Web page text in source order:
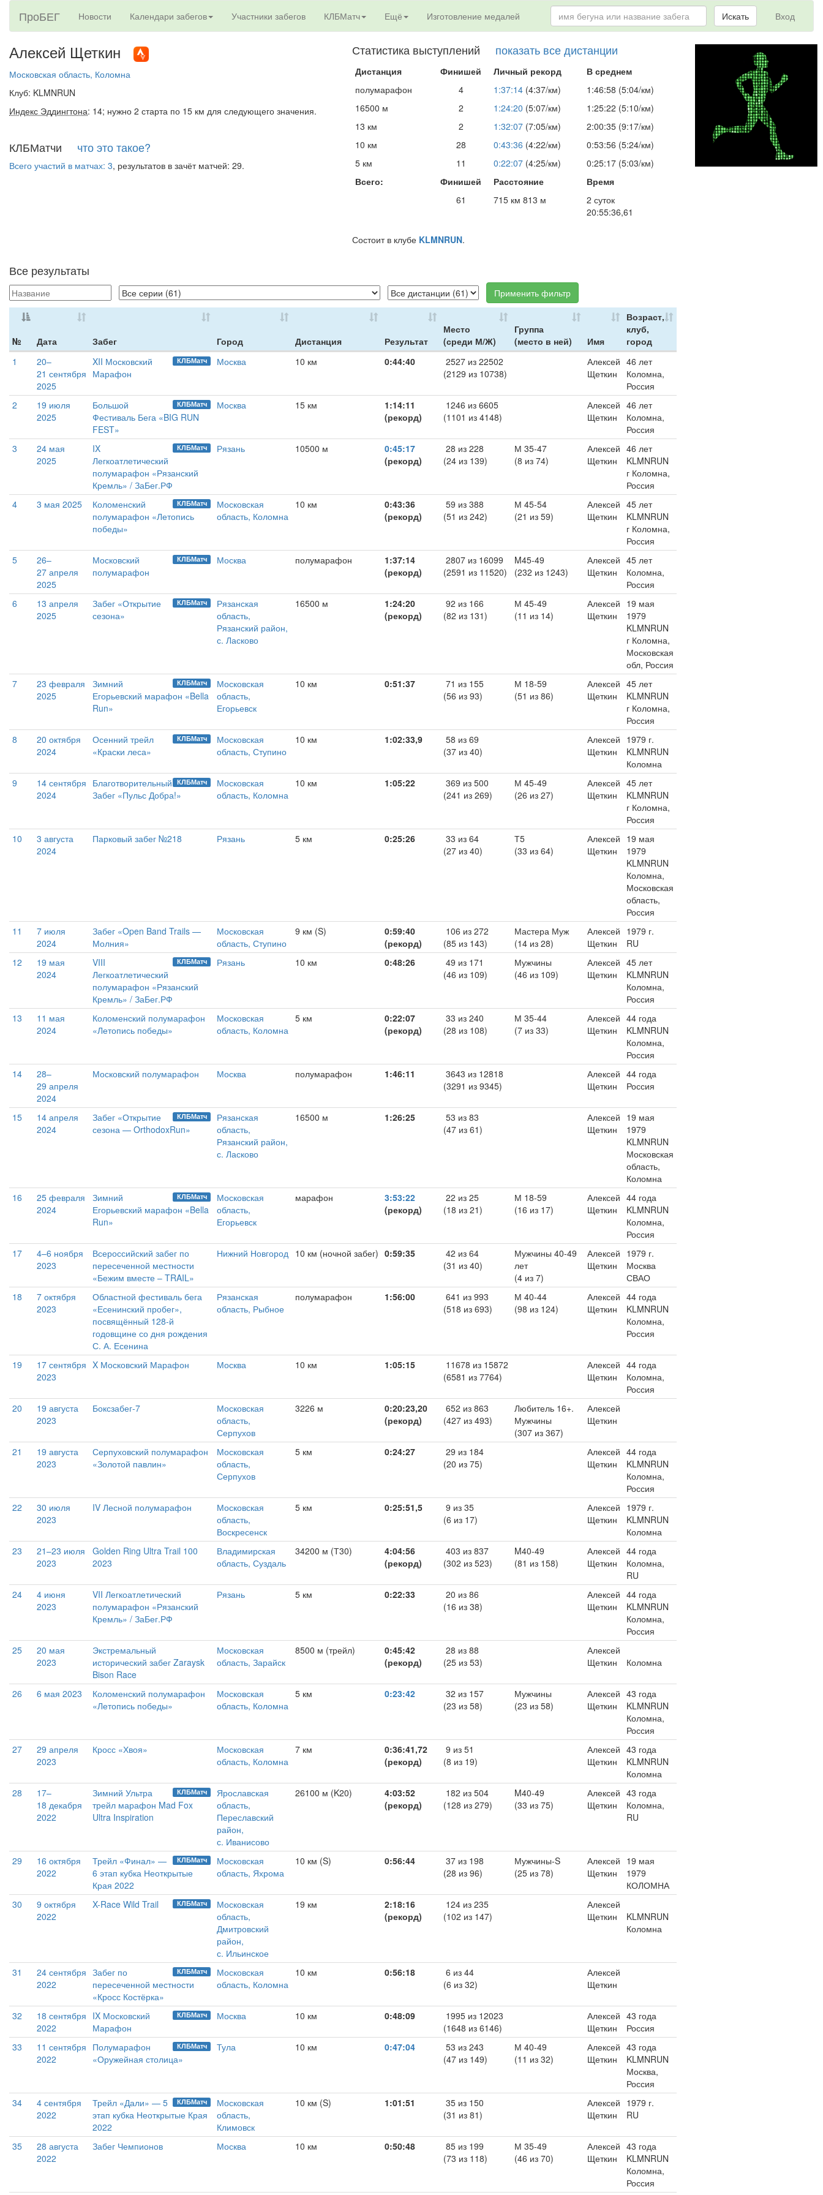
ПроБЕГ Новости Календари забегов Участники забегов КЛБМатч Ещё Изготовление медалей Вход
Искать
Алексей Щеткин
Московская область, Коломна
Клуб: KLMNRUN
Индекс Эддингтона: 14; нужно 2 старта по 15 км для следующего значения.
КЛБМатчи что это такое?
Всего участий в матчах: 3, результатов в зачёт матчей: 29.
Статистика выступлений показать все дистанции
Дистанция Финишей Личный рекорд
В среднем
полумарафон
4 1:37:14 (4:37/км)
1:46:58 (5:04/км)
16500 м
2 1:24:20 (5:07/км)
1:25:22 (5:10/км)
13 км
2 1:32:07 (7:05/км)
2:00:35 (9:17/км)
10 км
28 0:43:36 (4:22/км)
0:53:56 (5:24/км)
5 км
11 0:22:07 (4:25/км)
0:25:17 (5:03/км)
Всего:
Финишей Расстояние
Время
61
715 км 813 м
2 суток
20:55:36,61
Состоит в клубе KLMNRUN.
Все результаты
Применить фильтр
№ Дата Забег Город Дистанция Результат
Место
(среди М/Ж)
Группа
(место в ней)
Имя
Возраст,
клуб,
город
1
20–
21 сентября
2025
КЛБМатч
XII Московский
Марафон
Москва 10 км 0:44:40
2527 из 22502
(2129 из 10738)
Алексей
Щеткин
46 лет
Коломна,
Россия
2
19 июля
2025
КЛБМатч
Большой
Фестиваль Бега «BIG RUN
FEST»
Москва 15 км
1:14:11
(рекорд)
1246 из 6605
(1101 из 4148)
Алексей
Щеткин
46 лет
Коломна,
Россия
3
24 мая
2025
КЛБМатч
IX
Легкоатлетический
полумарафон «Рязанский
Кремль» / ЗаБег.РФ
Рязань 10500 м
0:45:17
(рекорд)
28 из 228
(24 из 139)
М 35-47
(8 из 74)
Алексей
Щеткин
46 лет
KLMNRUN
г Коломна,
Россия
4
3 мая 2025 КЛБМатч
Коломенский
полумарафон «Летопись
победы»
Московская
область, Коломна
10 км
0:43:36
(рекорд)
59 из 388
(51 из 242)
М 45-54
(21 из 59)
Алексей
Щеткин
45 лет
KLMNRUN
г Коломна,
Россия
5
26–
27 апреля
2025
КЛБМатч
Московский
полумарафон
Москва полумарафон
1:37:14
(рекорд)
2807 из 16099
(2591 из 11520)
M45-49
(232 из 1243)
Алексей
Щеткин
45 лет
Коломна,
Россия
6
13 апреля
2025
КЛБМатч
Забег «Открытие
сезона»
Рязанская
область,
Рязанский район,
с. Ласково
16500 м
1:24:20
(рекорд)
92 из 166
(82 из 131)
М 45-49
(11 из 14)
Алексей
Щеткин
19 мая
1979
KLMNRUN
г Коломна,
Московская
обл, Россия
7
23 февраля
2025
КЛБМатч
Зимний
Егорьевский марафон «Bella
Run»
Московская
область,
Егорьевск
10 км 0:51:37
71 из 155
(56 из 93)
М 18-59
(51 из 86)
Алексей
Щеткин
45 лет
KLMNRUN
г Коломна,
Россия
8
20 октября
2024
КЛБМатч
Осенний трейл
«Краски леса»
Московская
область, Ступино
10 км 1:02:33,9
58 из 69
(37 из 40)
Алексей
Щеткин
1979 г.
KLMNRUN
Коломна
9
14 сентября
2024
КЛБМатч
Благотворительный
Забег «Пульс Добра!»
Московская
область, Коломна
10 км 1:05:22
369 из 500
(241 из 269)
М 45-49
(26 из 27)
Алексей
Щеткин
45 лет
KLMNRUN
г Коломна,
Россия
10
3 августа
2024
Парковый забег №218 Рязань 5 км 0:25:26
33 из 64
(27 из 40)
Т5
(33 из 64)
Алексей
Щеткин
19 мая
1979
KLMNRUN
Коломна,
Московская
область,
Россия
11
7 июля
2024
Забег «Open Band Trails —
Молния»
Московская
область, Ступино
9 км (S)
0:59:40
(рекорд)
106 из 272
(85 из 143)
Мастера Муж
(14 из 28)
Алексей
Щеткин
1979 г.
RU
12
19 мая
2024
КЛБМатч
VIII
Легкоатлетический
полумарафон «Рязанский
Кремль» / ЗаБег.РФ
Рязань 10 км 0:48:26
49 из 171
(46 из 109)
Мужчины
(46 из 109)
Алексей
Щеткин
45 лет
KLMNRUN
Коломна,
Россия
13
11 мая
2024
Коломенский полумарафон
«Летопись победы»
Московская
область, Коломна
5 км
0:22:07
(рекорд)
33 из 240
(28 из 108)
М 35-44
(7 из 33)
Алексей
Щеткин
44 года
KLMNRUN
Коломна,
Россия
14
28–
29 апреля
2024
Московский полумарафон Москва полумарафон 1:46:11
3643 из 12818
(3291 из 9345)
Алексей
Щеткин
44 года
Россия
15
14 апреля
2024
КЛБМатч
Забег «Открытие
сезона — OrthodoxRun»
Рязанская
область,
Рязанский район,
с. Ласково
16500 м 1:26:25
53 из 83
(47 из 61)
Алексей
Щеткин
19 мая
1979
KLMNRUN
Московская
область,
Коломна
16
25 февраля
2024
КЛБМатч
Зимний
Егорьевский марафон «Bella
Run»
Московская
область,
Егорьевск
марафон
3:53:22
(рекорд)
22 из 25
(18 из 21)
М 18-59
(16 из 17)
Алексей
Щеткин
44 года
KLMNRUN
Коломна,
Россия
17
4–6 ноября
2023
Всероссийский забег по
пересеченной местности
«Бежим вместе – TRAIL»
Нижний Новгород 10 км (ночной забег) 0:59:35
42 из 64
(31 из 40)
Мужчины 40-49
лет
(4 из 7)
Алексей
Щеткин
1979 г.
Москва
СВАО
18
7 октября
2023
Областной фестиваль бега
«Есенинский пробег»,
посвящённый 128-й
годовщине со дня рождения
С. А. Есенина
Рязанская
область, Рыбное
полумарафон 1:56:00
641 из 993
(518 из 693)
М 40-44
(98 из 124)
Алексей
Щеткин
44 года
KLMNRUN
Коломна,
Россия
19
17 сентября
2023
X Московский Марафон Москва 10 км 1:05:15
11678 из 15872
(6581 из 7764)
Алексей
Щеткин
44 года
Коломна,
Россия
20
19 августа
2023
Боксзабег-7
Московская
область,
Серпухов
3226 м
0:20:23,20
(рекорд)
652 из 863
(427 из 493)
Любитель 16+.
Мужчины
(307 из 367)
Алексей
Щеткин
21
19 августа
2023
Серпуховский полумарафон
«Золотой павлин»
Московская
область,
Серпухов
5 км 0:24:27
29 из 184
(20 из 75)
Алексей
Щеткин
44 года
KLMNRUN
Коломна,
Россия
22
30 июля
2023
IV Лесной полумарафон
Московская
область,
Воскресенск
5 км 0:25:51,5
9 из 35
(6 из 17)
Алексей
Щеткин
1979 г.
KLMNRUN
Коломна
23
21–23 июля
2023
Golden Ring Ultra Trail 100
2023
Владимирская
область, Суздаль
34200 м (Т30)
4:04:56
(рекорд)
403 из 837
(302 из 523)
M40-49
(81 из 158)
Алексей
Щеткин
44 года
Коломна,
RU
24
4 июня
2023
VII Легкоатлетический
полумарафон «Рязанский
Кремль» / ЗаБег.РФ
Рязань 5 км 0:22:33
20 из 86
(16 из 38)
Алексей
Щеткин
44 года
KLMNRUN
Коломна,
Россия
25
20 мая
2023
Экстремальный
исторический забег Zaraysk
Bison Race
Московская
область, Зарайск
8500 м (трейл)
0:45:42
(рекорд)
28 из 88
(25 из 53)
Алексей
Щеткин
Коломна
26 6 мая 2023
Коломенский полумарафон
«Летопись победы»
Московская
область, Коломна
5 км 0:23:42
32 из 157
(23 из 58)
Мужчины
(23 из 58)
Алексей
Щеткин
43 года
KLMNRUN
Коломна,
Россия
27
29 апреля
2023
Кросс «Хвоя»
Московская
область, Коломна
7 км
0:36:41,72
(рекорд)
9 из 51
(8 из 19)
Алексей
Щеткин
43 года
KLMNRUN
Коломна
28
17–
18 декабря
2022
КЛБМатч
Зимний Ультра
трейл марафон Mad Fox
Ultra Inspiration
Ярославская
область,
Переславский
район,
с. Иванисово
26100 м (K20)
4:03:52
(рекорд)
182 из 504
(128 из 279)
M40-49
(33 из 75)
Алексей
Щеткин
43 года
Коломна,
RU
29
16 октября
2022
КЛБМатч
Трейл «Финал» —
6 этап кубка Неоткрытые
Края 2022
Московская
область, Яхрома
10 км (S) 0:56:44
37 из 198
(28 из 96)
Мужчины-S
(25 из 78)
Алексей
Щеткин
19 мая
1979
КОЛОМНА
30
9 октября
2022
КЛБМатч
X-Race Wild Trail
Московская
область,
Дмитровский
район,
с. Ильинское
19 км
2:18:16
(рекорд)
124 из 235
(102 из 147)
Алексей
Щеткин
KLMNRUN
Коломна
31
24 сентября
2022
КЛБМатч
Забег по
пересеченной местности
«Кросс Костёрка»
Московская
область, Коломна
10 км 0:56:18
6 из 44
(6 из 32)
Алексей
Щеткин
32
18 сентября
2022
КЛБМатч
IX Московский
Марафон
Москва 10 км 0:48:09
1995 из 12023
(1648 из 6146)
Алексей
Щеткин
43 года
Россия
33
11 сентября
2022
КЛБМатч
Полумарафон
«Оружейная столица»
Тула 10 км 0:47:04
53 из 243
(47 из 149)
М 40-49
(11 из 32)
Алексей
Щеткин
43 года
KLMNRUN
Москва,
Россия
34
4 сентября
2022
КЛБМатч
Трейл «Дали» — 5
этап кубка Неоткрытые Края
2022
Московская
область,
Климовск
10 км (S) 1:01:51
35 из 150
(31 из 81)
Алексей
Щеткин
1979 г.
RU
35
28 августа
2022
Забег Чемпионов Москва 10 км 0:50:48
85 из 199
(73 из 118)
М 35-49
(46 из 70)
Алексей
Щеткин
43 года
KLMNRUN
Коломна,
Россия